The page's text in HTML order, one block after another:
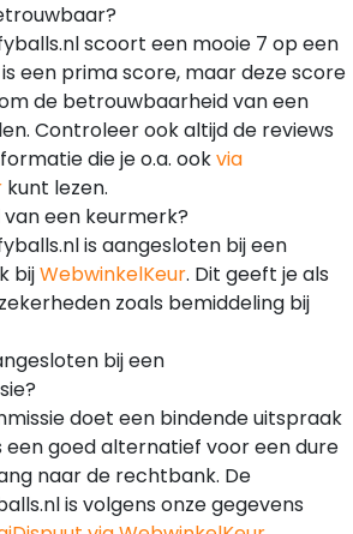
scoort een mooie 7 op een
een prima score, maar deze score
de betrouwbaarheid van een
Controleer ook altijd de reviews
die je o.a. ookvia
kunt lezen.
een keurmerk?
is aangesloten bij een
bijWebwinkelKeur. Dit geeft je als
zoals bemiddeling bij
bij een
doet een bindende uitspraak
een goed alternatief voor een dure
naar de rechtbank. De
is volgens onze gegevens